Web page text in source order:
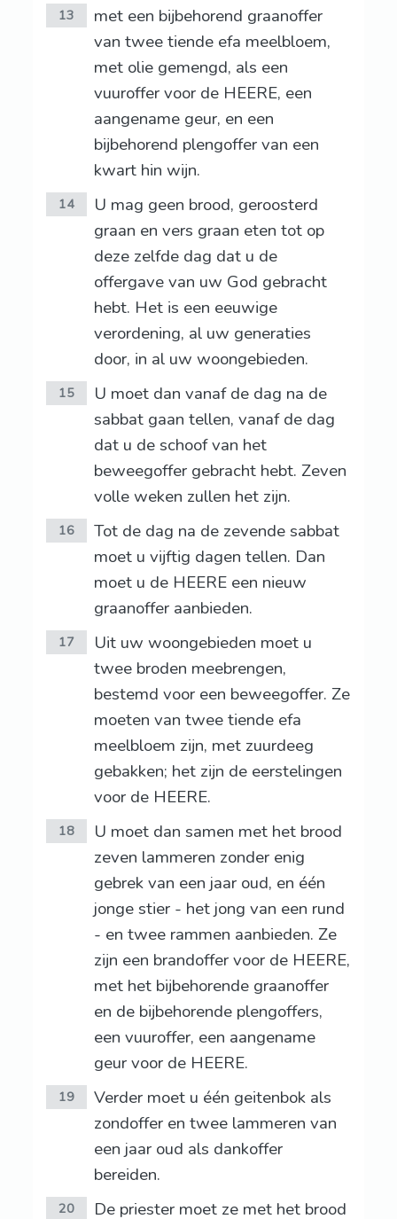
13
met een bijbehorend graanoffer
van twee tiende efa meelbloem,
met olie gemengd, als een
vuuroffer voor de HEERE, een
aangename geur, en een
bijbehorend plengoffer van een
kwart hin wijn.
14
U mag geen brood, geroosterd
graan en vers graan eten tot op
deze zelfde dag dat u de
offergave van uw God gebracht
hebt. Het is een eeuwige
verordening, al uw generaties
door, in al uw woongebieden.
15
U moet dan vanaf de dag na de
sabbat gaan tellen, vanaf de dag
dat u de schoof van het
beweegoffer gebracht hebt. Zeven
volle weken zullen het zijn.
16
Tot de dag na de zevende sabbat
moet u vijftig dagen tellen. Dan
moet u de HEERE een nieuw
graanoffer aanbieden.
17
Uit uw woongebieden moet u
twee broden meebrengen,
bestemd voor een beweegoffer. Ze
moeten van twee tiende efa
meelbloem zijn, met zuurdeeg
gebakken; het zijn de eerstelingen
voor de HEERE.
18
U moet dan samen met het brood
zeven lammeren zonder enig
gebrek van een jaar oud, en één
jonge stier - het jong van een rund
- en twee rammen aanbieden. Ze
zijn een brandoffer voor de HEERE,
met het bijbehorende graanoffer
en de bijbehorende plengoffers,
een vuuroffer, een aangename
geur voor de HEERE.
19
Verder moet u één geitenbok als
zondoffer en twee lammeren van
een jaar oud als dankoffer
bereiden.
20
De priester moet ze met het brood